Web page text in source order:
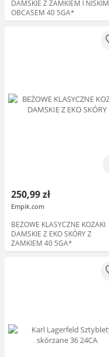
DAMSKIE Z ZAMKIEM I NISKIM
OBCASEM 40 5GA*
250,99 zł
Empik.com
BEŻOWE KLASYCZNE KOZAKI
DAMSKIE Z EKO SKÓRY Z
ZAMKIEM 40 5GA*